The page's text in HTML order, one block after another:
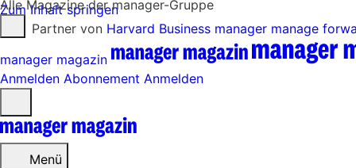
Zum Inhalt springen
Partner von Harvard Business manager manage
manager magazin
Anmelden Abonnement Anmelden
öffnen
Menü
Alle Magazine der manager-Gruppe